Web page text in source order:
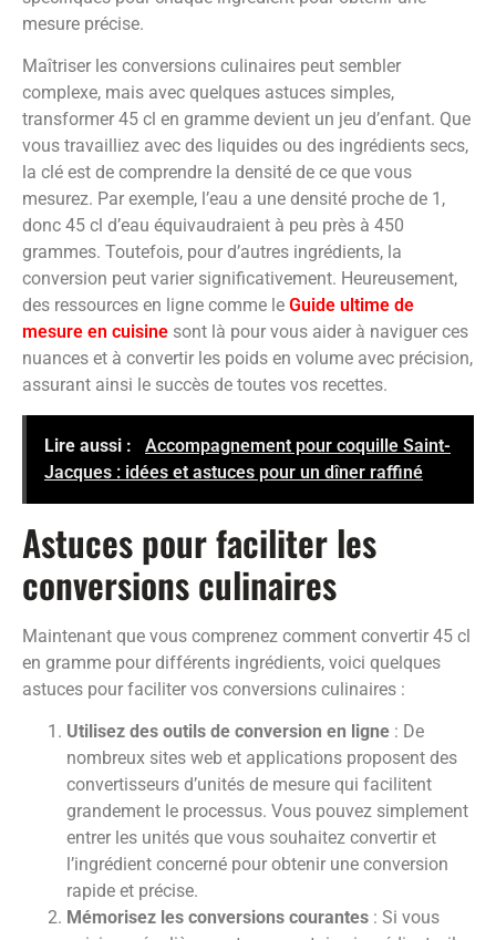
mesure précise.
Maîtriser les conversions culinaires peut sembler
complexe, mais avec quelques astuces simples,
transformer 45 cl en gramme devient un jeu d’enfant. Que
vous travailliez avec des liquides ou des ingrédients secs,
la clé est de comprendre la densité de ce que vous
mesurez. Par exemple, l’eau a une densité proche de 1,
donc 45 cl d’eau équivaudraient à peu près à 450
grammes. Toutefois, pour d’autres ingrédients, la
conversion peut varier significativement. Heureusement,
des ressources en ligne comme le Guide ultime de
mesure en cuisine sont là pour vous aider à naviguer ces
nuances et à convertir les poids en volume avec précision,
assurant ainsi le succès de toutes vos recettes.
Lire aussi :
Accompagnement pour coquille Saint-
Jacques : idées et astuces pour un dîner raffiné
Astuces pour faciliter les
conversions culinaires
Maintenant que vous comprenez comment convertir 45 cl
en gramme pour différents ingrédients, voici quelques
astuces pour faciliter vos conversions culinaires :
Utilisez des outils de conversion en ligne : De
nombreux sites web et applications proposent des
convertisseurs d’unités de mesure qui facilitent
grandement le processus. Vous pouvez simplement
entrer les unités que vous souhaitez convertir et
l’ingrédient concerné pour obtenir une conversion
rapide et précise.
Mémorisez les conversions courantes : Si vous